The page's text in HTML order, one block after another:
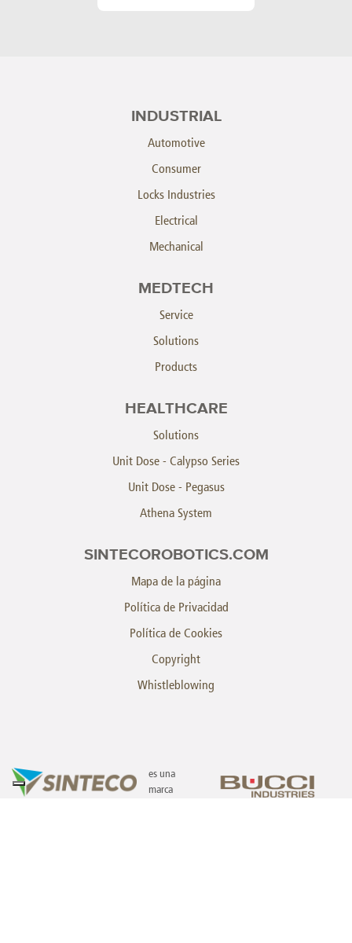
INDUSTRIAL
Automotive
Consumer
Locks Industries
Electrical
Mechanical
MEDTECH
Service
Solutions
Products
HEALTHCARE
Solutions
Unit Dose - Calypso Series
Unit Dose - Pegasus
Athena System
SINTECOROBOTICS.COM
Mapa de la página
Política de Privacidad
Política de Cookies
Copyright
Whistleblowing
es una
marca